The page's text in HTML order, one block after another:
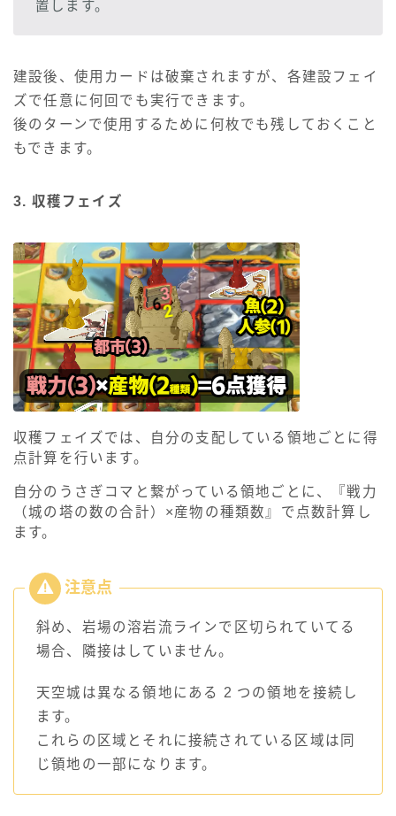
置します。
建設後、使用カードは破棄されますが、各建設フェイ
ズで任意に何回でも実行できます。
後のターンで使用するために何枚でも残しておくこと
もできます。
3. 収穫フェイズ
収穫フェイズでは、自分の支配している領地ごとに得
点計算を行います。
自分のうさぎコマと繋がっている領地ごとに、『戦力
（城の塔の数の合計）×産物の種類数』で点数計算し
ます。
斜め、岩場の溶岩流ラインで区切られていてる
場合、隣接はしていません。
天空城は異なる領地にある 2 つの領地を接続し
ます。
これらの区域とそれに接続されている区域は同
じ領地の一部になります。